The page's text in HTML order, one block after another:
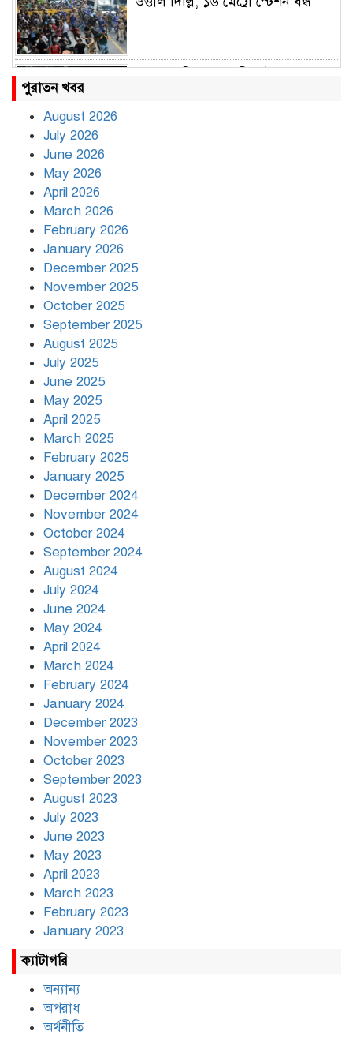
বৃষ্টি থামার নাম নেই, পথে পথে
পুরাতন খবর
August 2026
July 2026
June 2026
May 2026
April 2026
March 2026
February 2026
January 2026
December 2025
November 2025
October 2025
September 2025
August 2025
July 2025
June 2025
May 2025
April 2025
March 2025
February 2025
January 2025
December 2024
November 2024
October 2024
September 2024
August 2024
July 2024
June 2024
May 2024
April 2024
March 2024
February 2024
January 2024
December 2023
November 2023
October 2023
September 2023
August 2023
July 2023
June 2023
May 2023
April 2023
March 2023
February 2023
January 2023
ক্যাটাগরি
অন্যান্য
অপরাধ
অর্থনীতি